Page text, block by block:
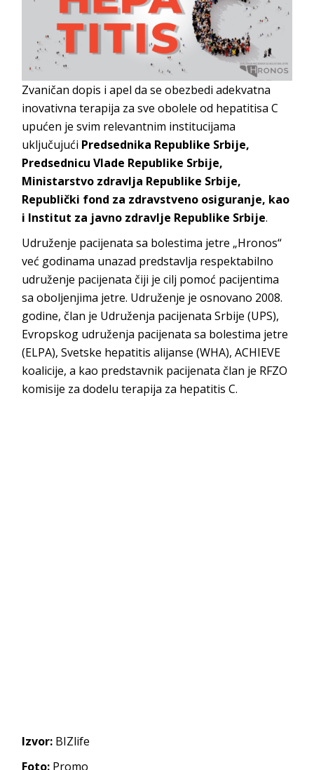
Zvaničan dopis i apel da se obezbedi adekvatna
inovativna terapija za sve obolele od hepatitisa C
upućen je svim relevantnim institucijama
uključujući Predsednika Republike Srbije,
Predsednicu Vlade Republike Srbije,
Ministarstvo zdravlja Republike Srbije,
Republički fond za zdravstveno osiguranje, kao
i Institut za javno zdravlje Republike Srbije.
Udruženje pacijenata sa bolestima jetre „Hronos“
već godinama unazad predstavlja respektabilno
udruženje pacijenata čiji je cilj pomoć pacijentima
sa oboljenjima jetre. Udruženje je osnovano 2008.
godine, član je Udruženja pacijenata Srbije (UPS),
Evropskog udruženja pacijenata sa bolestima jetre
(ELPA), Svetske hepatitis alijanse (WHA), ACHIEVE
koalicije, a kao predstavnik pacijenata član je RFZO
komisije za dodelu terapija za hepatitis C.
Izvor: BIZlife
Foto: Promo